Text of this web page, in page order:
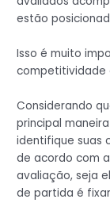
estão
Isso é muito
competitividade
Considerando
principal
identifique suas
de acordo com
avaliação, seja
de partida é